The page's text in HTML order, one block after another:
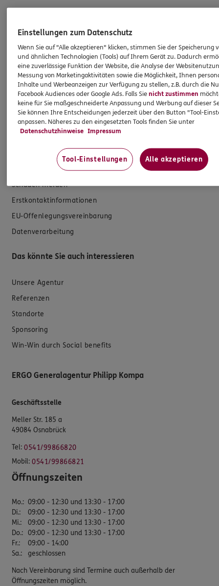
Produkte
Zahnversicherungen
Kfz-Versicherung
Krankenversicherung
Versicherungen für den privaten Bedarf
Versicherungen für Geschäftskunden
E-Mail schreiben
Schaden melden
Erstkontaktinformationen
EU-Offenlegungsvereinbarung
Datenverarbeitung
Das könnte Sie auch interessieren
Unsere Agentur
Referenzen
Standorte
Sponsoring
Win-Win durch Social benefits
ERGO Generalagentur Philipp Kompa
Geschäftsstelle
Meller Str. 185 a
49084 Osnabrück
Tel: 0541/99866820
Mobil: 0541/99866821
Öffnungszeiten
Mo.: 09:00 - 12:30 und 13:30 - 17:00
Di.:
09:00 - 12:30 und 13:30 - 17:00
Mi.:
09:00 - 12:30 und 13:30 - 17:00
Do.: 09:00 - 12:30 und 13:30 - 17:00
Fr.:
09:00 - 14:00
Sa.: geschlossen
Nach Vereinbarung sind Termine auch außerhalb der
Öffnungszeiten möglich.
Einstellungen zum Datenschutz
Wenn Sie auf "Alle akzeptieren" klicken, stimmen Sie der Speicherung
und ähnlichen Technologien (Tools) auf Ihrem Gerät zu. Dadurch
eine zuverlässige Funktion der Website, die Analyse der
Messung von Marketingaktivitäten sowie die Möglichkeit, Ihnen
Inhalte und Werbeanzeigen zur Verfügung zu stellen, z.B. durch die
Facebook Audiences oder Google Ads. Falls Sienicht zustimmen
keine für Sie maßgeschneiderte Anpassung und Werbung auf dieser
Sie können Ihre Entscheidungen jederzeit über den Button "Tool-
anpassen. Näheres zu den eingesetzten Tools finden Sie unter
Datenschutzhinweise Impressum
Tool-Einstellungen Alle akzeptieren